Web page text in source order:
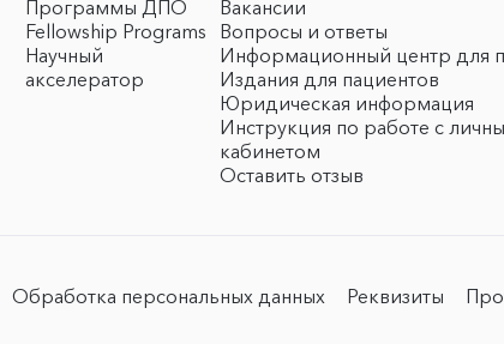
Программы ДПО
Fellowship Programs
Научный
акселератор
Вакансии
Вопросы и ответы
Информационный центр для
Издания для пациентов
Юридическая информация
Инструкция по работе с
кабинетом
Оставить отзыв
Обработка персональных данных Реквизиты